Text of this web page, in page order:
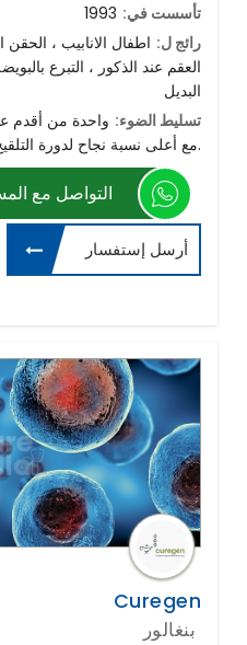
تأسست في: 1993
رائج ل: اطفال الانابيب ، الحقن
العقم عند الذكور ، التبرع
البديل
تسليط الضوء: واحدة من أقدم
مع أعلى نسبة نجاح لدورة التلقيح الصناعي الأولى.
التواصل مع
أرسل إستفسار
Curegen
بنغالور